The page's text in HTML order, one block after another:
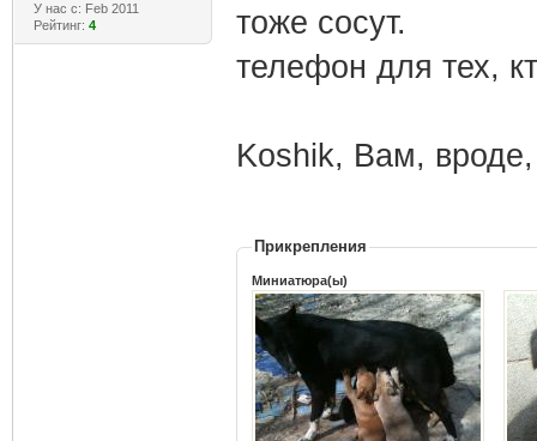
У нас с: Feb 2011
Рейтинг: 4
тоже сосут.
телефон для тех,
Koshik, Вам,
Прикрепления
Миниатюра(ы)